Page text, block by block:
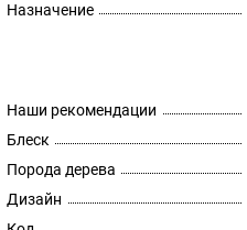
Назначение
Наши рекомендации
Блеск
Порода дерева
Дизайн